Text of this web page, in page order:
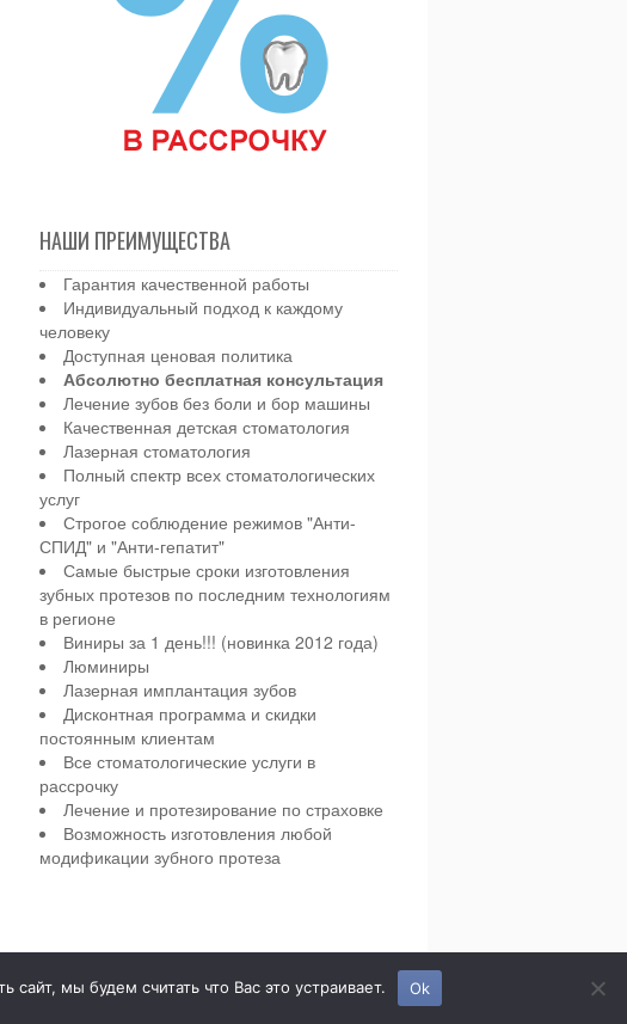
НАШИ ПРЕИМУЩЕСТВА
Гарантия качественной работы
Индивидуальный подход к каждому
человеку
Доступная ценовая политика
Абсолютно бесплатная консультация
Лечение зубов без боли и бор машины
Качественная детская стоматология
Лазерная стоматология
Полный спектр всех стоматологических
услуг
Строгое соблюдение режимов "Анти-
СПИД" и "Анти-гепатит"
Самые быстрые сроки изготовления
зубных протезов по последним технологиям
в регионе
Виниры за 1 день!!! (новинка 2012 года)
Люминиры
Лазерная имплантация зубов
Дисконтная программа и скидки
постоянным клиентам
Все стоматологические услуги в
рассрочку
Лечение и протезирование по страховке
Возможность изготовления любой
модификации зубного протеза
Детская и взрослая стоматология в городе Сумы.
мы будем считать что Вас это устраивает. Ok